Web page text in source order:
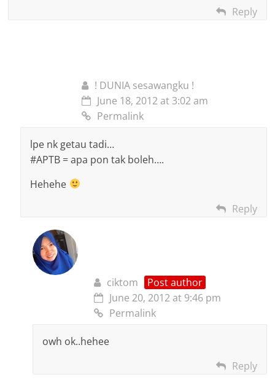
Reply
! DUNIA sesawangku !
June 18, 2012 at 3:02 am
Permalink
lpe nk getau tadi…
#APTB = apa pon tak boleh….
Hehehe
Reply
ciktom
Post author
June 20, 2012 at 9:46 pm
Permalink
owh ok..hehee
Reply